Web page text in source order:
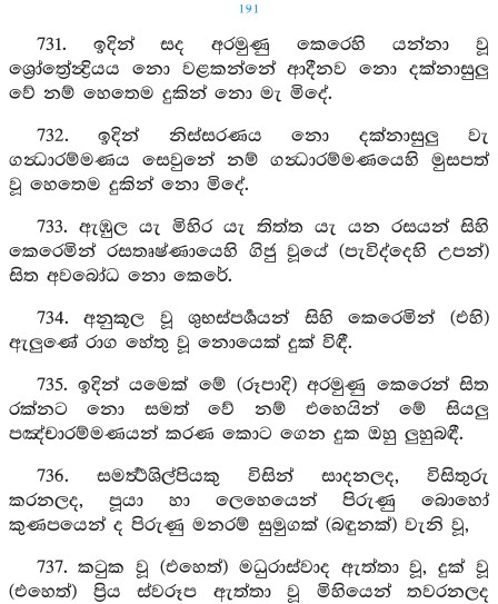
191
731. ඉදින් සද අරමුණු කෙරෙහි යන්නා වූ
ශ්‍රෝත්‍රේන්‍ද්‍රියය නො වළකන්නේ ආදීනව නො දක්නාසුලු
වේ නම් හෙතෙම දුකින් නො මැ මිදේ.
732. ඉදින් නිස්සරණය නො දක්නාසුලු වැ
ගන්‍ධාරම්මණය සෙවුනේ නම් ගන්‍ධාරම්මණයෙහි මුසපත්
වූ හෙතෙම දුකින් නො මිදේ.
733. ඇඹුල යැ මිහිර යැ තිත්ත යැ යන රසයන් සිහි
කෙරෙමින් රසතෘෂ්ණායෙහි ගිජු වූයේ (පැවිද්දෙහි උපන්)
සිත අවබෝධ නො කෙරේ.
734. අනුකූල වූ ශුභස්පර්‍ශයන් සිහි කෙරෙමින් (එහි)
ඇලුණේ රාග හේතු වූ නොයෙක් දුක් විඳී.
735. ඉදින් යමෙක් මේ (රූපාදි) අරමුණු කෙරෙන් සිත
රක්නට නො සමත් වේ නම් එහෙයින් මේ සියලු
පඤ්චාරම්මණයන් කරණ කොට ගෙන දුක ඔහු ලුහුබඳී.
736. සමර්‍ත්‍ථශිල්පියකු විසින් සාදනලද, විසිතුරු
කරනලද, පූයා හා ලෙහෙයෙන් පිරුණු බොහෝ
කුණපයෙන් ද පිරුණු මනරම් සුමුගක් (බඳුනක්) වැනි වූ,
737. කටුක වූ (එහෙත්) මධුරාස්වාද ඇත්තා වූ, දුක් වූ
(එහෙත්) ප්‍රිය ස්වරූප ඇත්තා වූ මිහියෙන් තවරනලද